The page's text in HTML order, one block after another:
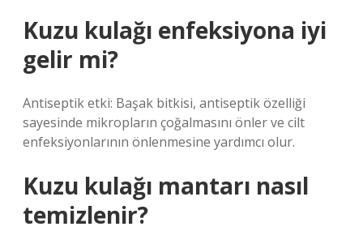
Kuzu kulağı enfeksiyona iyi
gelir mi?
Antiseptik etki: Başak bitkisi, antiseptik özelliği
sayesinde mikropların çoğalmasını önler ve cilt
enfeksiyonlarının önlenmesine yardımcı olur.
Kuzu kulağı mantarı nasıl
temizlenir?